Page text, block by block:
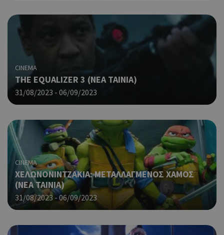
CINEMA
THE EQUALIZER 3 (ΝΕΑ ΤΑΙΝΙΑ)
31/08/2023 - 06/09/2023
CINEMA
ΧΕΛΩΝΟΝΙΝΤΖΑΚΙΑ: ΜΕΤΑΛΛΑΓΜΕΝΟΣ ΧΑΜΟΣ
(ΝΕΑ ΤΑΙΝΙΑ)
31/08/2023 - 06/09/2023